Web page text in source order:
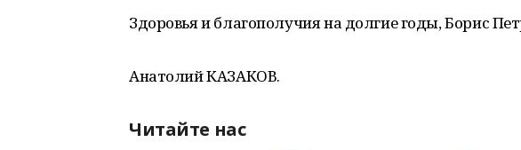
Здоровья и благополучия на долгие годы, Борис
Анатолий КАЗАКОВ.
Читайте нас